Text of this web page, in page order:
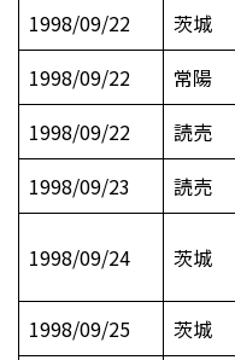
1998/09/22
茨城
1998/09/22
常陽
1998/09/22
読売
1998/09/23
読売
1998/09/24 茨城
1998/09/25
茨城